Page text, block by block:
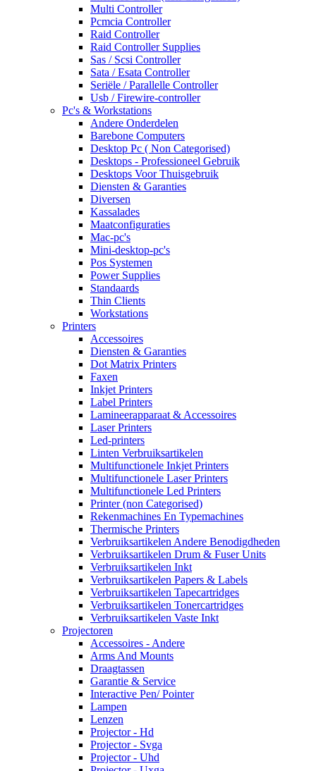
Multi Controller
Pcmcia Controller
Raid Controller
Raid Controller Supplies
Sas / Scsi Controller
Sata / Esata Controller
Seriële / Parallelle Controller
Usb / Firewire-controller
Pc's & Workstations
Andere Onderdelen
Barebone Computers
Desktop Pc ( Non Categorised)
Desktops - Professioneel Gebruik
Desktops Voor Thuisgebruik
Diensten & Garanties
Diversen
Kassalades
Maatconfiguraties
Mac-pc's
Mini-desktop-pc's
Pos Systemen
Power Supplies
Standaards
Thin Clients
Workstations
Printers
Accessoires
Diensten & Garanties
Dot Matrix Printers
Faxen
Inkjet Printers
Label Printers
Lamineerapparaat & Accessoires
Laser Printers
Led-printers
Linten Verbruiksartikelen
Multifunctionele Inkjet Printers
Multifunctionele Laser Printers
Multifunctionele Led Printers
Printer (non Categorised)
Rekenmachines En Typemachines
Thermische Printers
Verbruiksartikelen Andere Benodigdheden
Verbruiksartikelen Drum & Fuser Units
Verbruiksartikelen Inkt
Verbruiksartikelen Papers & Labels
Verbruiksartikelen Tapecartridges
Verbruiksartikelen Tonercartridges
Verbruiksartikelen Vaste Inkt
Projectoren
Accessoires - Andere
Arms And Mounts
Draagtassen
Garantie & Service
Interactive Pen/ Pointer
Lampen
Lenzen
Projector - Hd
Projector - Svga
Projector - Uhd